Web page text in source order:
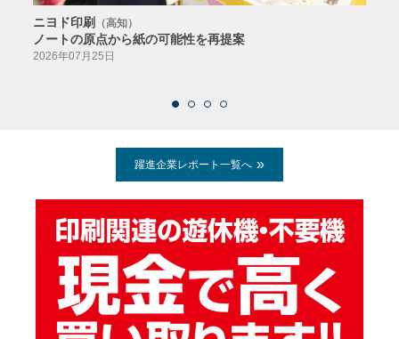
ニヨド印刷 （高知）
ノートの原点から紙の可能性を再提案
2026年07月25日
躍進企業レポート一覧へ